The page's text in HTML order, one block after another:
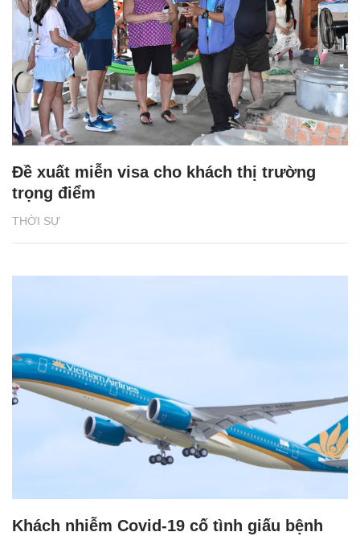
THỜI SỰ
Đề xuất miễn visa cho khách thị trường
trọng điểm
Khách nhiễm Covid-19 cố tình giấu bệnh